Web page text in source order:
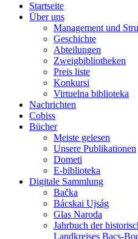
Startseite
Über uns
Management und
Geschichte
Abteilungen
Zweigbibliotheken
Preis liste
Konkursi
Virtuelna biblioteka
Nachrichten
Cobiss
Bücher
Meiste gelesen
Unsere Publikationen
Dometi
E-biblioteka
Digitale Sammlung
Bačka
Bácskai Ujság
Glas Naroda
Jahrbuch der
Landkreises Bacs-